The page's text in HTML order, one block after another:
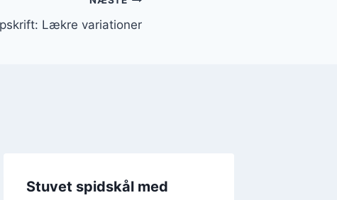
Lækre variationer
Stuvet spidskål med